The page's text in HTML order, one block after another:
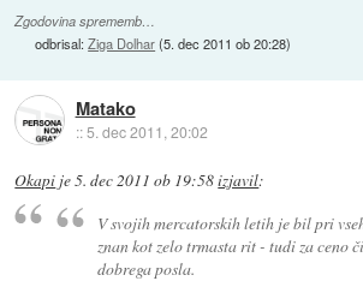
Zgodovina sprememb…
odbrisal:Ziga Dolhar(5. dec 2011 ob 20:28)
Matako
::5. dec 2011, 20:02
Okapi je5. dec 2011 ob 19:58izjavil:
V svojih mercatorskih letih je bil pri
znan kot zelo trmasta rit - tudi za ceno
dobrega posla.